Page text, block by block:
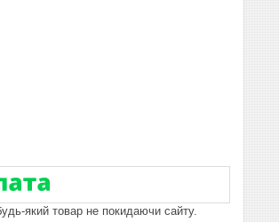
який товар не покидаючи сайту.